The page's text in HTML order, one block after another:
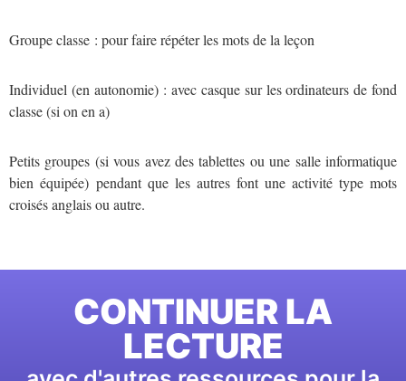
Groupe classe : pour faire répéter les mots de la leçon
Individuel (en autonomie) : avec casque sur les ordinateurs de fond
classe (si on en a)
Petits groupes (si vous avez des tablettes ou une salle informatique
bien équipée) pendant que les autres font une activité type mots
croisés anglais ou autre.
CONTINUER LA
LECTURE